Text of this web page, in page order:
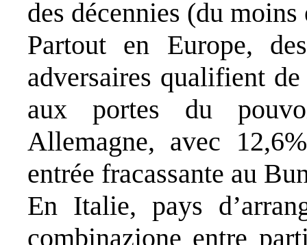
des décennies (du
Partout en Europe,
adversaires qualifient
aux portes du
Allemagne, avec
entrée fracassante au
En Italie, pays
combinazione entre